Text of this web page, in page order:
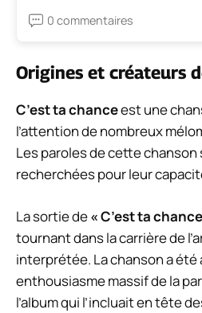
0 commentaires
Origines et créateurs
C’est ta chanceest une
l’attention de nombreux
Les paroles de cette
recherchées pour leur
La sortie de« C’est ta
tournant dans la carrière de
interprétée. La chanson a été
enthousiasme massif de la
l’album qui l’incluait en tête